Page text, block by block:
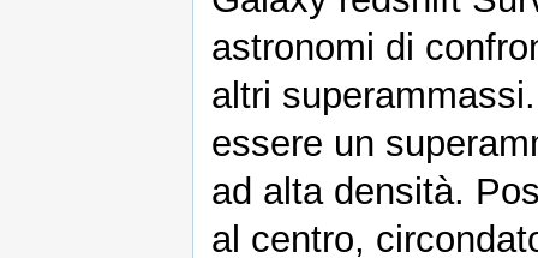
astronomi di
altri
essere un
ad alta densità.
al centro,